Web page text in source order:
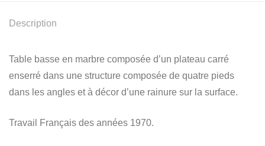
Description
Table basse en marbre composée d’un plateau carré
enserré dans une structure composée de quatre pieds
dans les angles et à décor d’une rainure sur la surface.
Travail Français des années 1970.